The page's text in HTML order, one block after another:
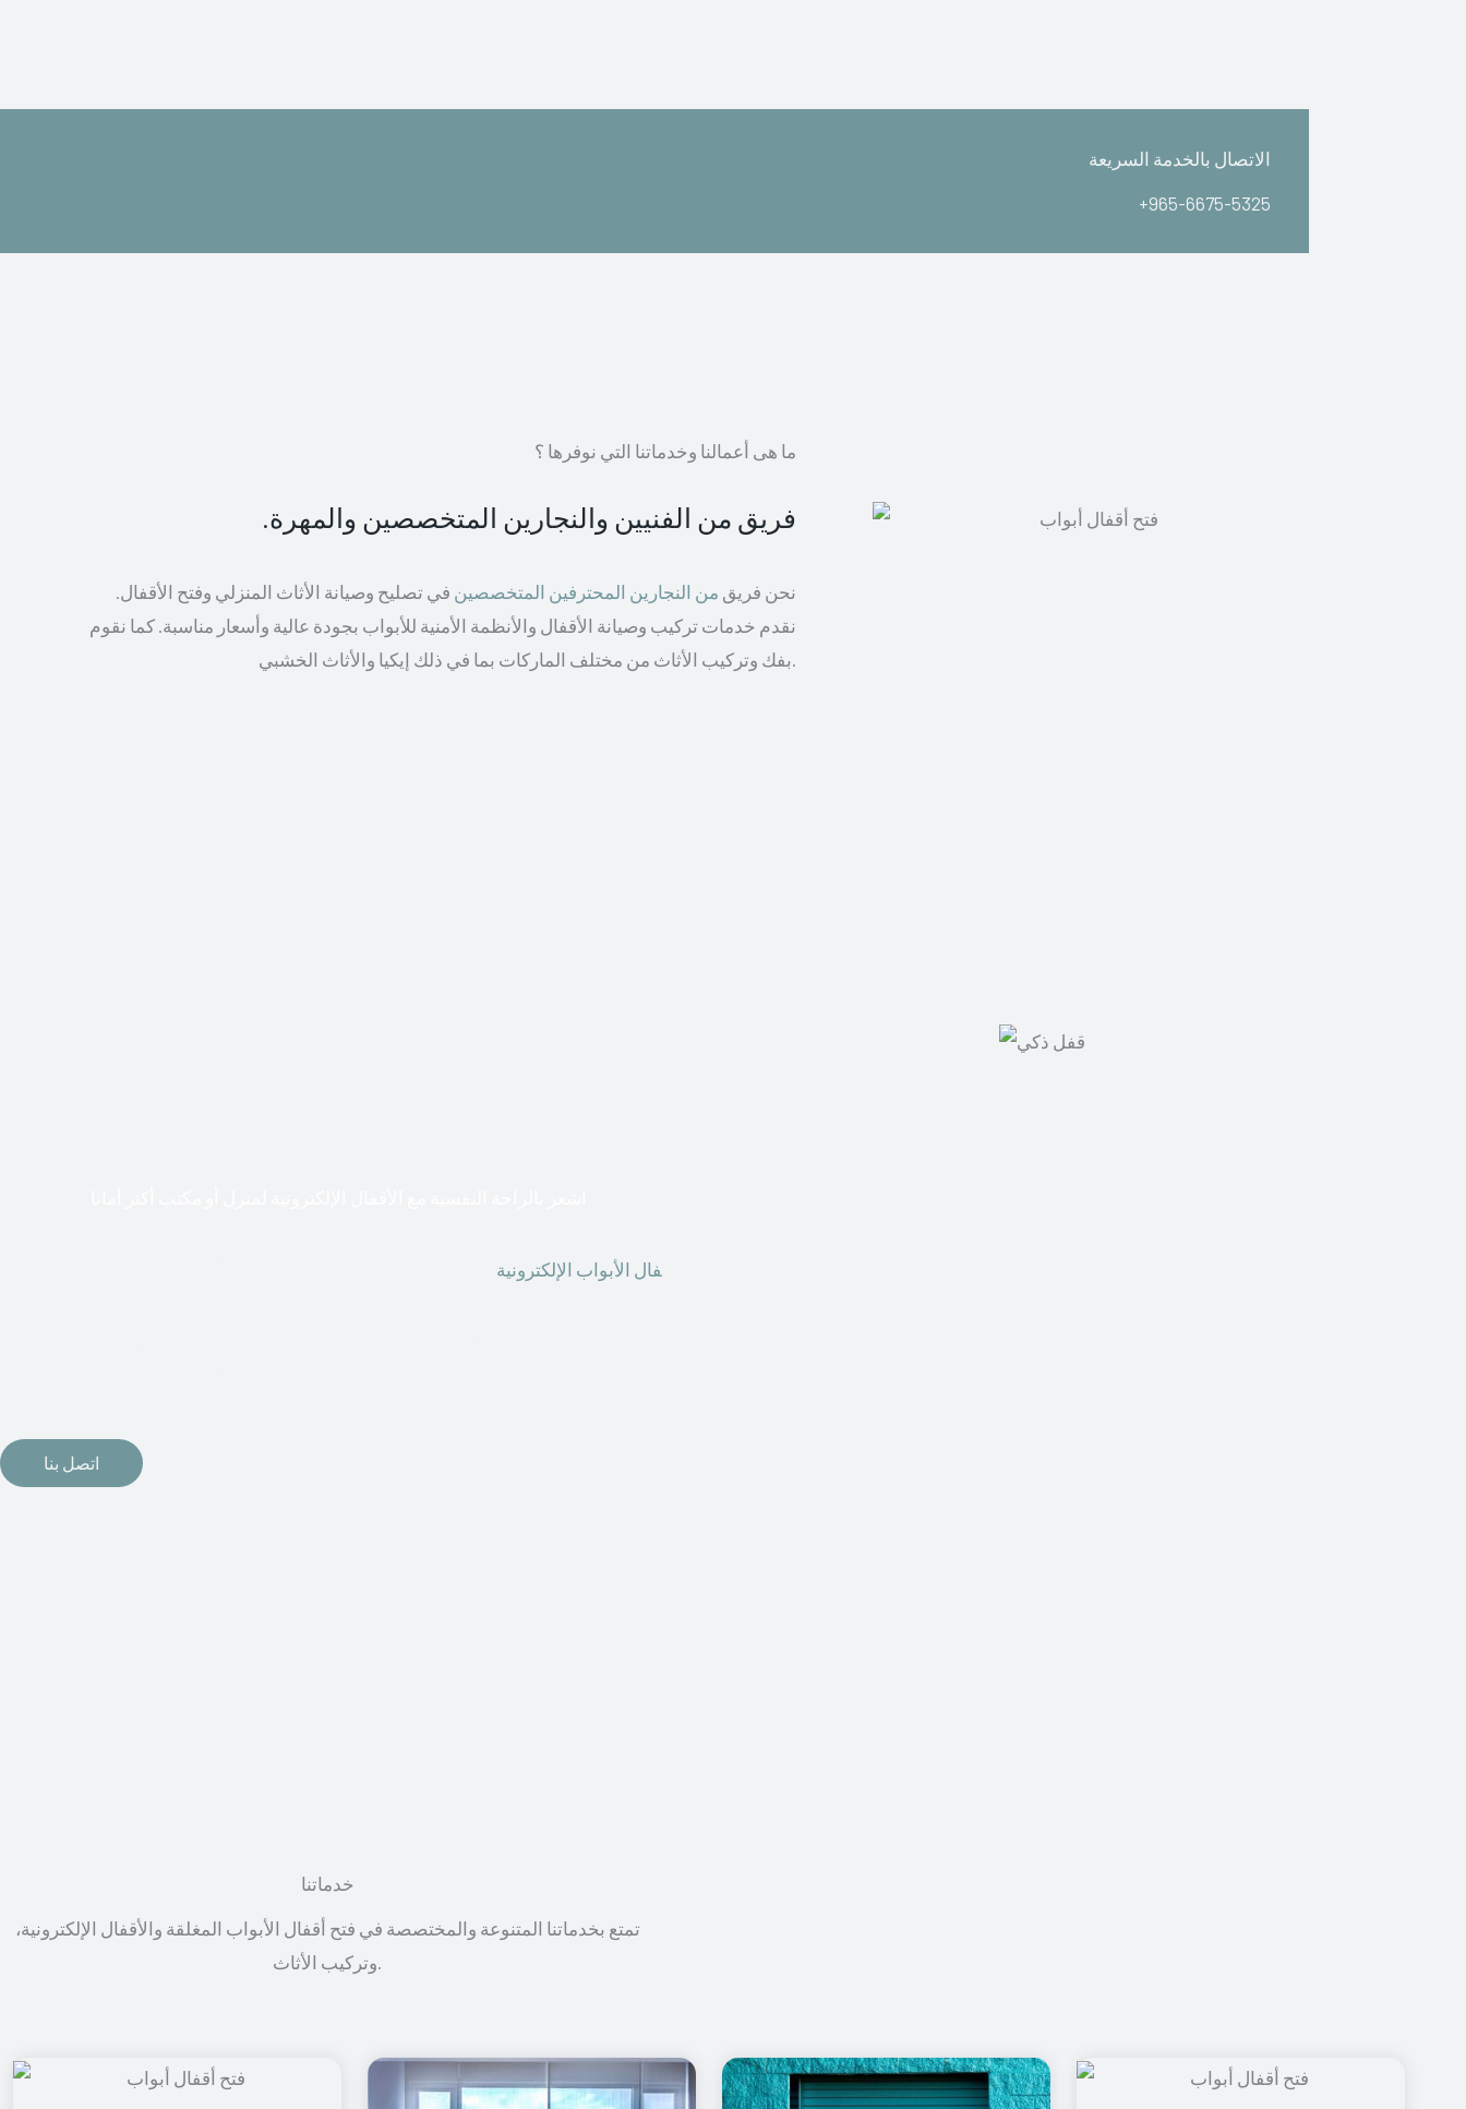
الاتصال بالخدمة السريعة
+965-6675-5325
ما هى أعمالنا وخدماتنا التي نوفرها ؟
فريق من الفنيين والنجارين المتخصصين والمهرة.
نحن فريق من النجارين المحترفين المتخصصين في تصليح وصيانة الأثاث المنزلي وفتح الأقفال.
نقدم خدمات تركيب وصيانة الأقفال والأنظمة الأمنية للأبواب بجودة عالية وأسعار مناسبة. كما نقوم
فال الأبواب الإلكترونية
اتصل بنا
خدماتنا
تمتع بخدماتنا المتنوعة والمختصصة في فتح أقفال الأبواب المغلقة والأقفال الإلكترونية،
وتركيب الأثاث.